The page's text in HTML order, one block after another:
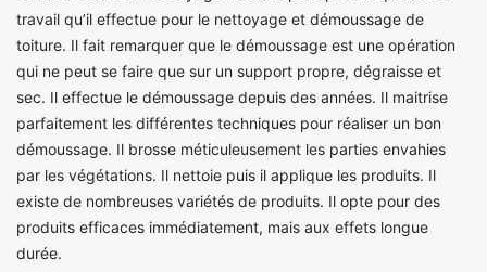
travail qu’il effectue pour le nettoyage et démoussage de
toiture. Il fait remarquer que le démoussage est une opération
qui ne peut se faire que sur un support propre, dégraisse et
sec. Il effectue le démoussage depuis des années. Il maitrise
parfaitement les différentes techniques pour réaliser un bon
démoussage. Il brosse méticuleusement les parties envahies
par les végétations. Il nettoie puis il applique les produits. Il
existe de nombreuses variétés de produits. Il opte pour des
produits efficaces immédiatement, mais aux effets longue
durée.